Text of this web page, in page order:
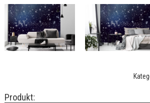
Produkt: